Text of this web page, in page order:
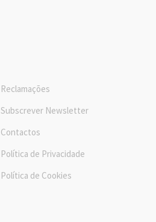
Reclamações
Subscrever Newsletter
Contactos
Política de Privacidade
Política de Cookies